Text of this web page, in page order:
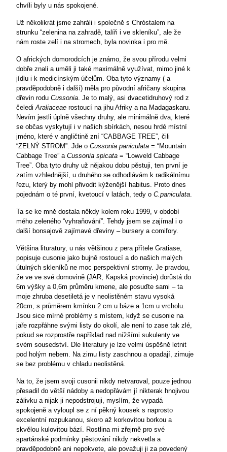
chvíli byly u nás spokojené.
Už několikrát jsme zahráli i společně s Chróstalem na
strunku “zelenina na zahradě, talíři i ve skleníku”, ale že
nám roste zelí i na stromech, byla novinka i pro mě.
O afrických domorodcích je známo, že svou přírodu velmi
dobře znali a uměli ji také maximálně využívat, mimo jiné k
jídlu i k medicínským účelům. Oba tyto významy ( a
pravděpodobně i další) měla pro původní afričany skupina
dřevin rodu Cussonia. Je to malý, asi dvacetidruhový rod z
čelediAraliaceae rostoucí na jihu Afriky a na Madagaskaru.
Nevím jestli úplně všechny druhy, ale minimálně dva, které
se občas vyskytují i v našich sbírkách, nesou hrdé místní
jméno, které v angličtině zní “CABBAGE TREE”, čili
“ZELNÝ STROM”. Jde o Cussonia paniculata = “Mountain
Cabbage Tree” a Cussonia spicata = “Lowveld Cabbage
Tree”. Oba tyto druhy už nějakou dobu pěstuji, ten první je
zatím vzhlednější, u druhého se odhodlávám k radikálnímu
řezu, který by mohl přivodit kýženější habitus. Proto dnes
pojednám o té první, kvetoucí v latách, tedy o C.paniculata.
Ta se ke mně dostala někdy kolem roku 1999, v období
mého zeleného “vyhraňování”. Tehdy jsem se zajímal i o
další bonsajově zajímavé dřeviny – bursery a comifory.
Většina lituratury, u nás většinou z pera přítele Gratiase,
popisuje cusonie jako bujně rostoucí a do našich malých
útulných skleníků ne moc perspektivní stromy. Je pravdou,
že ve ve své domovině (JAR, Kapská provincie) dorůstá do
6m výšky a 0,6m průměru kmene, ale posuďte sami – ta
moje zhruba desetiletá je v neolistěném stavu vysoká
20cm, s průměrem kmínku 2 cm u báze a 1cm u vrcholu.
Jsou sice mírné problémy s místem, když se cusonie na
jaře rozpřáhne svými listy do okolí, ale není to zase tak zlé,
pokud se rozprostře například nad nížšími sukulenty ve
svém sousedství. Dle literatury je lze velmi úspěšně letnit
pod holým nebem. Na zimu listy zaschnou a opadají, zimuje
se bez problému v chladu neolistěná.
Na to, že jsem svoji cusonii nikdy netvaroval, pouze jednou
přesadil do větší nádoby a nedopřávám jí nikterak hnojivou
zálivku a nijak ji nepodstrojuji, myslím, že vypadá
spokojeně a vyloupl se z ní pěkný kousek s naprosto
excelentní rozpukanou, skoro až korkovitou borkou a
skvělou kulovitou bází. Rostlina mi zřejmě pro své
spartánské podmínky pěstování nikdy nekvetla a
pravděpodobně ani nepokvete, ale považuji ji za povedený